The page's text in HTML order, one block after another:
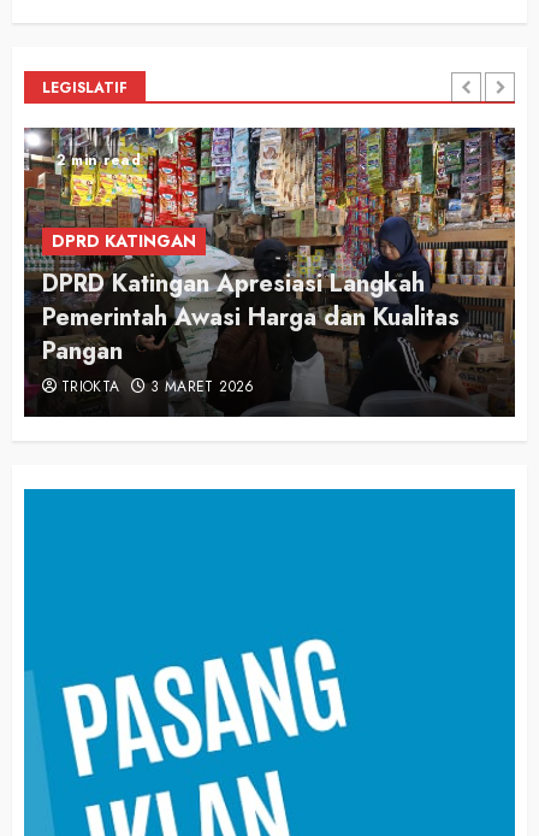
LEGISLATIF
2 min read
DPRD KATINGAN
DPRD Katingan Apresiasi Langkah
Pemerintah Awasi Harga dan Kualitas
Pangan
TRIOKTA 3 MARET 2026